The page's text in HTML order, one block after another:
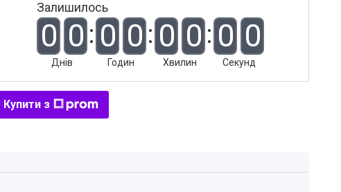
Залишилось
0 0
Днів
0 0
Годин
0 0
Хвилин
0 0
Секунд
Купити з